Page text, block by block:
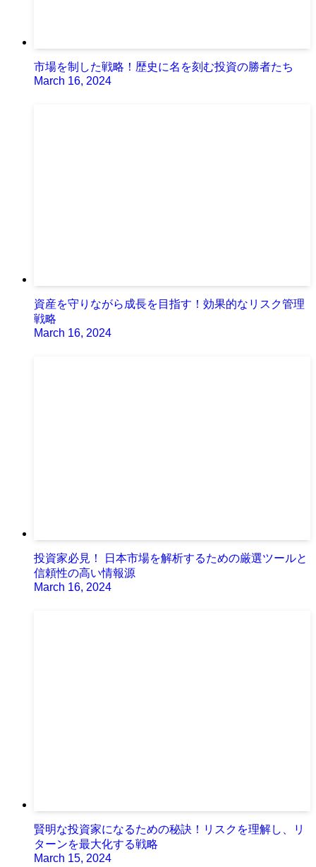
市場を制した戦略！歴史に名を刻む投資の勝者たち
March 16, 2024
資産を守りながら成長を目指す！効果的なリスク管理
戦略
March 16, 2024
投資家必見！ 日本市場を解析するための厳選ツールと
信頼性の高い情報源
March 16, 2024
賢明な投資家になるための秘訣！リスクを理解し、リ
ターンを最大化する戦略
March 15, 2024